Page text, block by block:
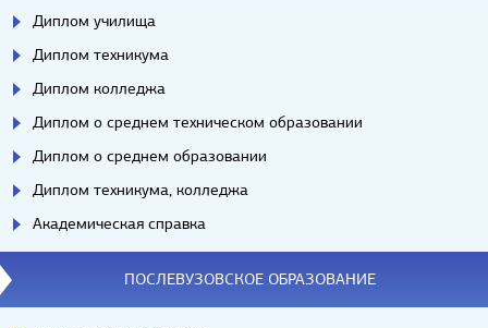
Диплом училища
Диплом техникума
Диплом колледжа
Диплом о среднем техническом образовании
Диплом о среднем образовании
Диплом техникума, колледжа
Академическая справка
ПОСЛЕВУЗОВСКОЕ ОБРАЗОВАНИЕ